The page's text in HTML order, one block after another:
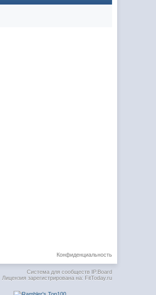
Конфиденциальность
Система для сообществ IP.Board
Лицензия зарегистрирована на: FitToday.ru